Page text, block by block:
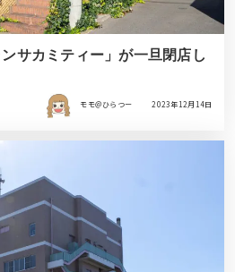
サカミティー」が一旦閉店し
モモ＠ひらつー 2023年12月14日